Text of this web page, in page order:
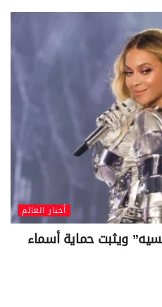
أخبار العالم
ويثبت حماية أسماء